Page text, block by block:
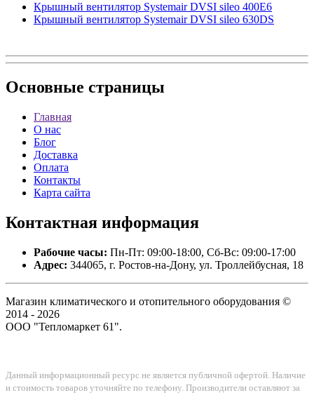
Крышный вентилятор Systemair DVSI sileo 400E6
Крышный вентилятор Systemair DVSI sileo 630DS
Основные страницы
Главная
О нас
Блог
Доставка
Оплата
Контакты
Карта сайта
Контактная информация
Рабочие часы: Пн-Пт: 09:00-18:00, Сб-Вс: 09:00-17:00
Адрес: 344065, г. Ростов-на-Дону, ул. Троллейбусная, 18
Магазин климатического и отопительного оборудования ©
2014 - 2026
ООО "Тепломаркет 61".
Данный информационный ресурс не является публичной офертой. Наличие
и стоимость товаров уточняйте по телефону. Производители оставляют за